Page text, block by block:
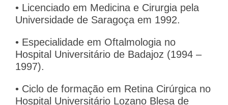
• Licenciado em Medicina e Cirurgia pela
Universidade de Saragoça em 1992.
• Especialidade em Oftalmologia no
Hospital Universitário de Badajoz (1994 –
1997).
• Ciclo de formação em Retina Cirúrgica no
Hospital Universitário Lozano Blesa de